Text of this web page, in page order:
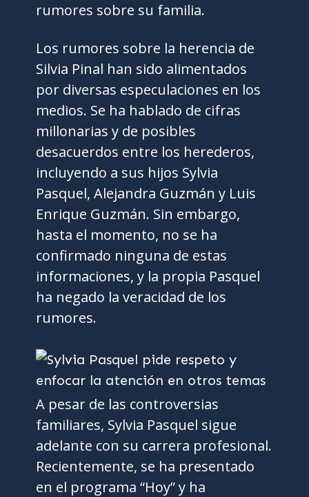
rumores sobre su familia.
Los rumores sobre la herencia de
Silvia Pinal han sido alimentados
por diversas especulaciones en los
medios. Se ha hablado de cifras
millonarias y de posibles
desacuerdos entre los herederos,
incluyendo a sus hijos Sylvia
Pasquel, Alejandra Guzmán y Luis
Enrique Guzmán. Sin embargo,
hasta el momento, no se ha
confirmado ninguna de estas
informaciones, y la propia Pasquel
ha negado la veracidad de los
rumores.
A pesar de las controversias
familiares, Sylvia Pasquel sigue
adelante con su carrera profesional.
Recientemente, se ha presentado
en el programa “Hoy” y ha